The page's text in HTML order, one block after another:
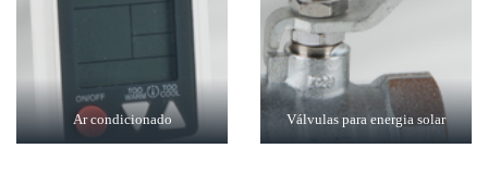
Ar condicionado Válvulas para energia solar